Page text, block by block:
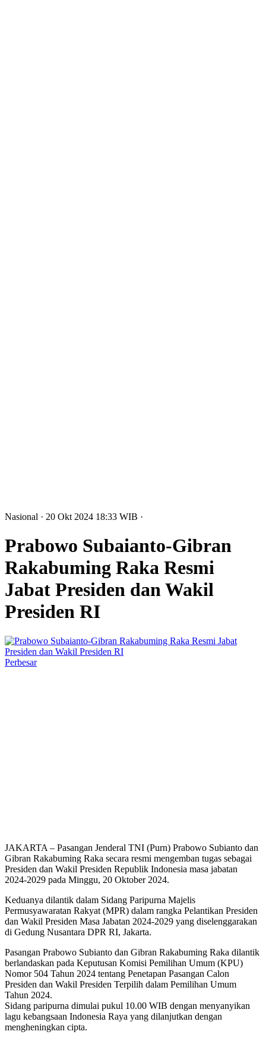
Nasional · 20 Okt 2024 18:33 WIB ·
Prabowo Subaianto-Gibran
Rakabuming Raka Resmi
Jabat Presiden dan Wakil
Presiden RI
Perbesar
JAKARTA – Pasangan Jenderal TNI (Purn) Prabowo Subianto dan
Gibran Rakabuming Raka secara resmi mengemban tugas sebagai
Presiden dan Wakil Presiden Republik Indonesia masa jabatan
2024-2029 pada Minggu, 20 Oktober 2024.
Keduanya dilantik dalam Sidang Paripurna Majelis
Permusyawaratan Rakyat (MPR) dalam rangka Pelantikan Presiden
dan Wakil Presiden Masa Jabatan 2024-2029 yang diselenggarakan
di Gedung Nusantara DPR RI, Jakarta.
Pasangan Prabowo Subianto dan Gibran Rakabuming Raka dilantik
berlandaskan pada Keputusan Komisi Pemilihan Umum (KPU)
Nomor 504 Tahun 2024 tentang Penetapan Pasangan Calon
Presiden dan Wakil Presiden Terpilih dalam Pemilihan Umum
Tahun 2024.
Sidang paripurna dimulai pukul 10.00 WIB dengan menyanyikan
lagu kebangsaan Indonesia Raya yang dilanjutkan dengan
mengheningkan cipta.